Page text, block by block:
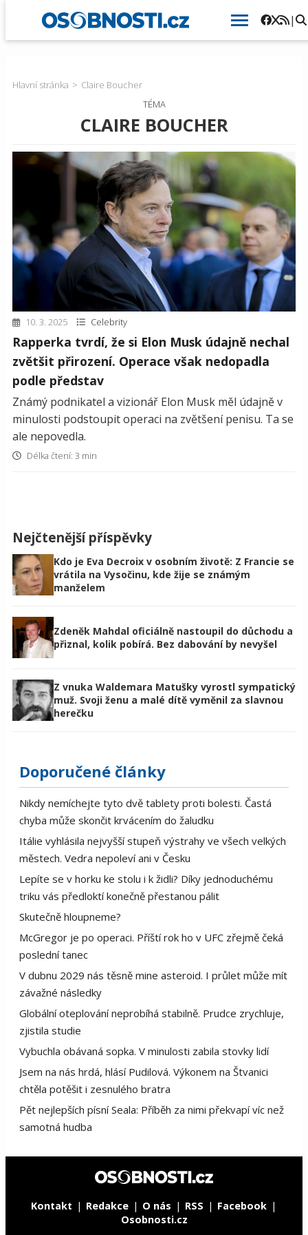
|
Hlavní stránka
Claire Boucher
TÉMA
CLAIRE BOUCHER
10. 3. 2025 Celebrity
Rapperka tvrdí, že si Elon Musk údajně nechal
zvětšit přirození. Operace však nedopadla
podle představ
Známý podnikatel a vizionář Elon Musk měl údajně v
minulosti podstoupit operaci na zvětšení penisu. Ta se
ale nepovedla.
Délka čtení: 3 min
Nejčtenější příspěvky
Kdo je Eva Decroix v osobním životě: Z Francie se
vrátila na Vysočinu, kde žije se známým
manželem
Zdeněk Mahdal oficiálně nastoupil do důchodu a
přiznal, kolik pobírá. Bez dabování by nevyšel
Z vnuka Waldemara Matušky vyrostl sympatický
muž. Svoji ženu a malé dítě vyměnil za slavnou
herečku
Doporučené články
Nikdy nemíchejte tyto dvě tablety proti bolesti. Častá
chyba může skončit krvácením do žaludku
Itálie vyhlásila nejvyšší stupeň výstrahy ve všech velkých
městech. Vedra nepoleví ani v Česku
Lepíte se v horku ke stolu i k židli? Díky jednoduchému
triku vás předloktí konečně přestanou pálit
Skutečně hloupneme?
McGregor je po operaci. Příští rok ho v UFC zřejmě čeká
poslední tanec
V dubnu 2029 nás těsně mine asteroid. I průlet může mít
závažné následky
Globální oteplování neprobíhá stabilně. Prudce zrychluje,
zjistila studie
Vybuchla obávaná sopka. V minulosti zabila stovky lidí
Jsem na nás hrdá, hlásí Pudilová. Výkonem na Štvanici
chtěla potěšit i zesnulého bratra
Pět nejlepších písní Seala: Příběh za nimi překvapí víc než
samotná hudba
Kontakt Redakce O nás RSS
Facebook
Osobnosti.cz